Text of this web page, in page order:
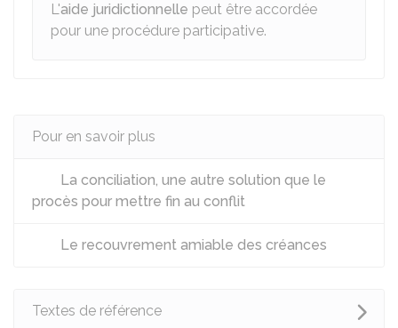
L'aide juridictionnelle peut être accordée
pour une procédure participative.
Pour en savoir plus
La conciliation, une autre solution que le
procès pour mettre fin au conflit
Le recouvrement amiable des créances
Textes de référence